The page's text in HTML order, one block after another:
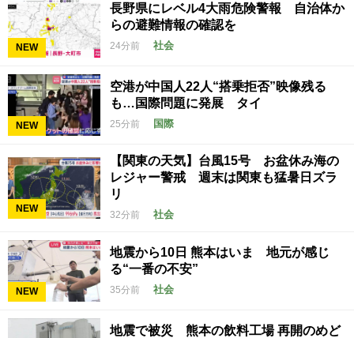
NEW
長野県にレベル4大雨危険警報 自治体か
らの避難情報の確認を
24分前 社会
NEW
空港が中国人22人“搭乗拒否”映像残る
も…国際問題に発展 タイ
25分前 国際
NEW
【関東の天気】台風15号 お盆休み海の
レジャー警戒 週末は関東も猛暑日ズラ
リ
32分前 社会
NEW
地震から10日 熊本はいま 地元が感じ
る“一番の不安”
35分前 社会
地震で被災 熊本の飲料工場 再開のめど